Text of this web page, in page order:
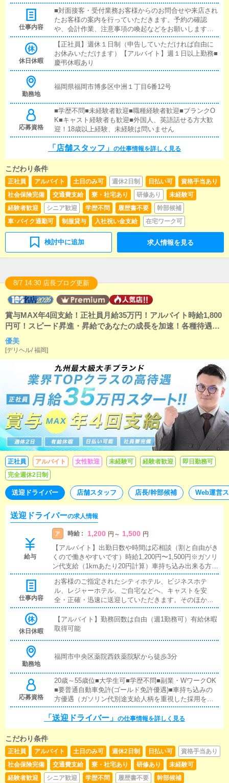
円/月となります。そのため、ほとんどの月で給与は40
万円を超えます。【アルバイト】時給UP！1,000円⇒1,3
00円Wワーク・昼職との掛け持ち、スポットワーク大歓
迎勤務時間の融通利きますスキマ時間でサクッと稼げ
る！
仕事内容
■対面接客・受付業務お客様からのお問合せや来店され
たお客様の案内を行っていただきます。予約の確認
や、会計作業、注意事項の喚起などをお願いします。
簡単なマニュアルや、先輩スタッフに付いて業務内容
を見ながら徐々に覚えていただきますので、未経験の
方でも安心して働けます。■PC更新業務ヘブンネット
など、ポータルサイト等の店舗情報更新作業を行って
ブログの作成となります。基本的にはボタンを押すだ
題ありません。PCが苦手な人でも簡単にできます。■
清掃・備品管理お客様やキャストの方に快適にお過ご
しいただくため、店内の清掃や備品の管理・補充を行
っていただきます。ランクが上がればその他の業務に
もチャレンジできて給料もアップ可能です
休日休暇
【正社員】週休１日制（申告していただければ自由に
お休みいただけます）【アルバイト】週１日以上勤務■
慶弔休暇あり
勤務地
福岡県福岡市博多区中洲１丁目6番12号
応募資格
■学歴不問■未経験者歓迎■職種経験者歓迎■ブランクO
K■キャスト経験者も歓迎■外国人、英語話せる方大歓
迎！18歳以上経験、未経験は問いません
「店舗スタッフ」 の仕事情報を詳しく見る
こだわり条件
正社員 アルバイト 土日のみ可 週休2日制 日払い可
資格手当あり
社会保険完備
交通費支給 寮・社宅あり 研修あり
未経験可
経験者歓迎
シニア歓迎 学歴不問 履歴書不要
幹部候補
車･バイク通勤可
制服貸与 入社祝い金支給 在宅ワーク可
検討中に追加 求人情報を見る
8/7 14:30 店長ブログ更新
賞与MAX年4回支給！正社員月給35万円！アルバイト時給1,800
円可！スピード昇進・昇給であなたの成長を加速！各種待遇面
も充実（日払いOK/寮あり/有給休暇/社会保険/週休2日制など）
優美
[デリヘル/福岡]
正社員 アルバイト 女性歓迎 未経験可 経験者歓迎
即日勤務可
完全週休2日制
送迎ドライバー 店舗スタッフ 店長/幹部候補 Web運営
送迎ドライバーの求人情報
給与
ア 時給 : 1,200 円 ～ 1,500 円
【アルバイト】出勤日数や時間は応相談（割と自由がき
くので働きやすいです）時給1,200円〜1,500円※ガソリ
ン代支給（1kmあたり20円計算）車持ち込み出来る方や
深夜帯に勤務出来る方は特に優遇させて頂きます。ゴー
ルド免許の方も優遇させていただきます。※研修期間あ
り ※女性スタッフも活躍中！＜待遇＞・社会保険完
備・有給休暇あり・日払いOK・能力により随時昇給昇
その他脱毛やアートメイクなどお得に利用可能
仕事内容
お客様のご指定されたシティホテル、ビジネスホテ
ル、レジャーホテル、ご自宅などへ、キャストを安
全・正確・迅速に送迎していただきます。そのほか、
事務所や待機室の清掃、備品の管理をお願いすること
もあります。ドライバー業務で実績を積んだ方には、
社員登用のチャンスもご用意。空いた時間を有効に活
す。趣味や友人との時間も大切にしながら働けます！
休日休暇
【アルバイト】勤務回数は自由（週1勤務可）有給休暇
取得可能
勤務地
福岡市中央区薬院西鉄薬院駅から徒歩3分
応募資格
20歳～55歳位■大学生可■学歴不問■副業・WワークOK
■要普通自動車免許(ゴールド免許優遇)■車持ち込みの
方優遇（ガソリン代別途支給人柄を重視した採用を行
いますのでまずはご応募下さい。●副業＆学生アルバイ
ト向け・空いた時間でサクッと稼げる！・社用車あり
車持ち込み出来る方は優遇※深夜帯に勤務出来る方は
優遇
「送迎ドライバー」 の仕事情報を詳しく見る
こだわり条件
正社員 アルバイト 土日のみ可 週休2日制 日払い可
資格手当あり
社会保険完備
交通費支給 寮・社宅あり 研修あり
未経験可
経験者歓迎
シニア歓迎 学歴不問 履歴書不要
幹部候補